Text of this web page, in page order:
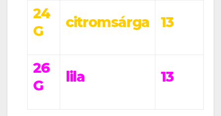
24
G
citromsárga 13
26
G
lila 13